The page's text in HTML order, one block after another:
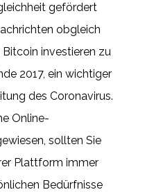
gefördert
obgleich
investieren zu
2017, ein wichtiger
des Coronavirus.
Online-
sollten Sie
Plattform immer
Bedürfnisse